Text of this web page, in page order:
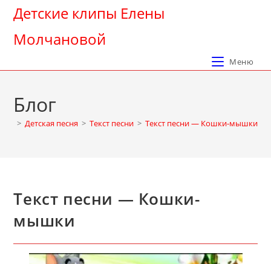
Перейти
содержимому
Детские клипы Елены
Молчановой
Меню
Блог
> Детская песня > Текст песни > Текст песни — Кошки-мышки
Текст песни — Кошки-
мышки